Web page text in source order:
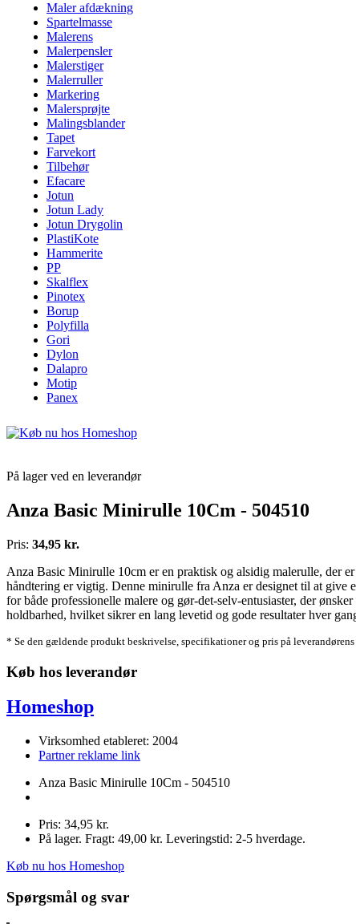
Maler afdækning
Spartelmasse
Malerens
Malerpensler
Malerstiger
Malerruller
Markering
Malersprøjte
Malingsblander
Tapet
Farvekort
Tilbehør
Efacare
Jotun
Jotun Lady
Jotun Drygolin
PlastiKote
Hammerite
PP
Skalflex
Pinotex
Borup
Polyfilla
Gori
Dylon
Dalapro
Motip
Panex
På lager ved en leverandør
Anza Basic Minirulle 10Cm - 504510
Pris: 34,95 kr.
Anza Basic Minirulle 10cm er en praktisk og alsidig malerulle, der
håndtering er vigtig. Denne minirulle fra Anza er designet til at
for både professionelle malere og gør-det-selv-entusiaster, der
holdbarhed, hvilket sikrer en lang levetid og gode resultater hver
* Se den gældende produkt beskrivelse, specifikationer og pris på leverandørens
Køb hos leverandør
Homeshop
Virksomhed etableret: 2004
Partner reklame link
Anza Basic Minirulle 10Cm - 504510
Pris: 34,95 kr.
På lager. Fragt: 49,00 kr. Leveringstid: 2-5 hverdage.
Køb nu hos Homeshop
Spørgsmål og svar